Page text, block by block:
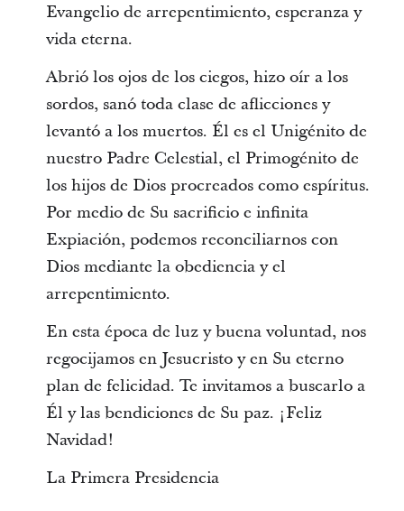
Evangelio de arrepentimiento, esperanza y
vida eterna.
Abrió los ojos de los ciegos, hizo oír a los
sordos, sanó toda clase de aflicciones y
levantó a los muertos. Él es el Unigénito de
nuestro Padre Celestial, el Primogénito de
los hijos de Dios procreados como espíritus.
Por medio de Su sacrificio e infinita
Expiación, podemos reconciliarnos con
Dios mediante la obediencia y el
arrepentimiento.
En esta época de luz y buena voluntad, nos
regocijamos en Jesucristo y en Su eterno
plan de felicidad. Te invitamos a buscarlo a
Él y las bendiciones de Su paz. ¡Feliz
Navidad!
La Primera Presidencia